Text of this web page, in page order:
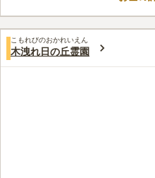
この霊園はまだ誰からも評価されて
こもれびのおかれいえん
木洩れ日の丘霊園